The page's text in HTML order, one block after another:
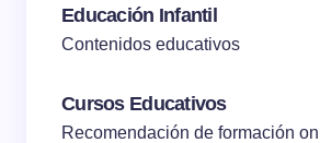
Educación Infantil
Contenidos educativos
Cursos Educativos
Recomendación de formación